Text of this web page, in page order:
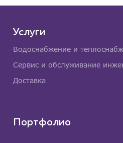
Услуги
Водоснабжение и
Сервис и обслуживание
Доставка
Портфолио